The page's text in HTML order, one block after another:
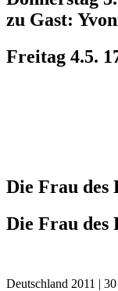
zu Gast:
Freitag 4.5.
Die Frau
Die Frau des
Deutschland 2011 |